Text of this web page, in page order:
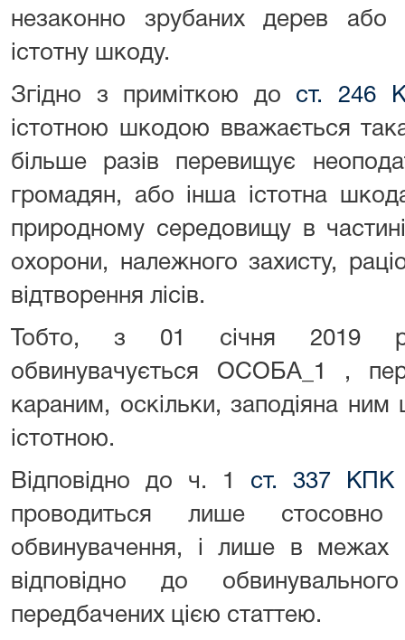
незаконно зрубаних дерев або
істотну шкоду.
Згідно з приміткою до ст. 246
істотною шкодою вважається
більше разів перевищує
громадян, або інша істотна
природному середовищу в
охорони, належного захисту,
відтворення лісів.
Тобто, з 01 січня 2019
обвинувачується ОСОБА_1 ,
караним, оскільки, заподіяна
істотною.
Відповідно до ч. 1 ст. 337 КПК
проводиться лише
обвинувачення, і лише в межах
відповідно до
передбачених цією статтею.